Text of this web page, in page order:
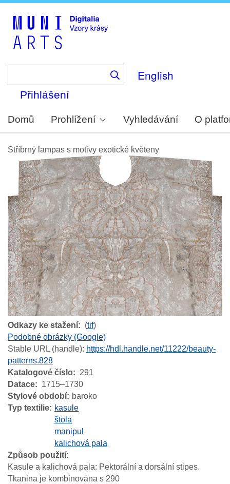
English
Přihlášení
Domů Prohlížení Vyhledávání O
Stříbrný lampas s motivy exotické květeny
Odkazy ke stažení (tif)
Podobné obrázky (Google)
Stable URL (handle): https://hdl.handle.net/11222/beauty-
patterns.828
Katalogové číslo
291
Datace
1715–1730
Stylové období
baroko
Typ textilie
kasule
štola
manipul
kalichová pala
Způsob použití
Kasule a kalichová pala: Pektorální a dorsální stipes.
Tkanina je kombinována s 290